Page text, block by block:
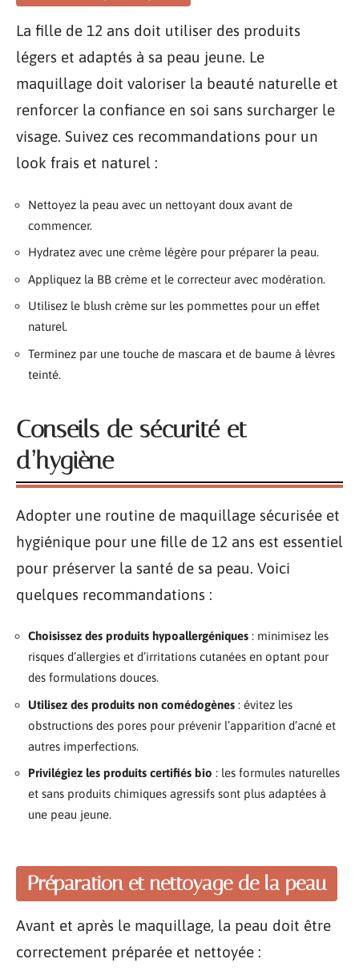
La fille de 12 ans doit utiliser des produits
légers et adaptés à sa peau jeune. Le
maquillage doit valoriser la beauté naturelle et
renforcer la confiance en soi sans surcharger le
visage. Suivez ces recommandations pour un
look frais et naturel :
Nettoyez la peau avec un nettoyant doux avant de
commencer.
Hydratez avec une crème légère pour préparer la peau.
Appliquez la BB crème et le correcteur avec modération.
Utilisez le blush crème sur les pommettes pour un effet
naturel.
Terminez par une touche de mascara et de baume à lèvres
teinté.
Conseils de sécurité et
d’hygiène
Adopter une routine de maquillage sécurisée et
hygiénique pour une fille de 12 ans est essentiel
pour préserver la santé de sa peau. Voici
quelques recommandations :
Choisissez des produits hypoallergéniques : minimisez les
risques d’allergies et d’irritations cutanées en optant pour
des formulations douces.
Utilisez des produits non comédogènes : évitez les
obstructions des pores pour prévenir l’apparition d’acné et
autres imperfections.
Privilégiez les produits certifiés bio : les formules naturelles
et sans produits chimiques agressifs sont plus adaptées à
une peau jeune.
Préparation et nettoyage de la peau
Avant et après le maquillage, la peau doit être
correctement préparée et nettoyée :